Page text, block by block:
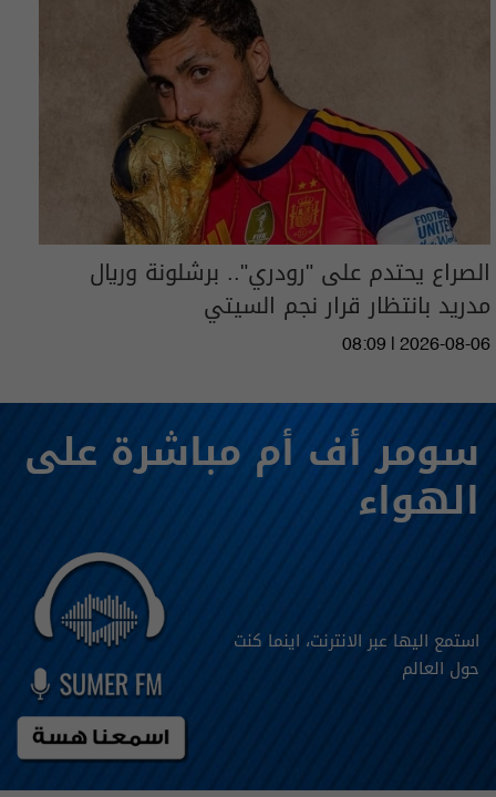
الصراع يحتدم على "رودري".. برشلونة وريال
مدريد بانتظار قرار نجم السيتي
08:09 | 2026-08-06
سومر أف أم مباشرة على
الهواء
استمع اليها عبر الانترنت، اينما كنت
حول العالم